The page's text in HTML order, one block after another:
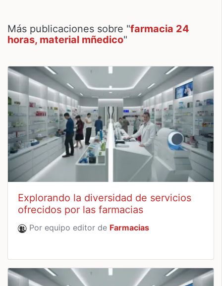
Más publicaciones sobre "farmacia 24
horas, material mñedico"
Explorando la diversidad de servicios
ofrecidos por las farmacias
Por equipo editor de Farmacias